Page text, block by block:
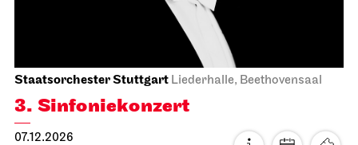
Staatsoper StuttgartOpernhaus
Lady Macbeth von Mzensk
19.11.2026